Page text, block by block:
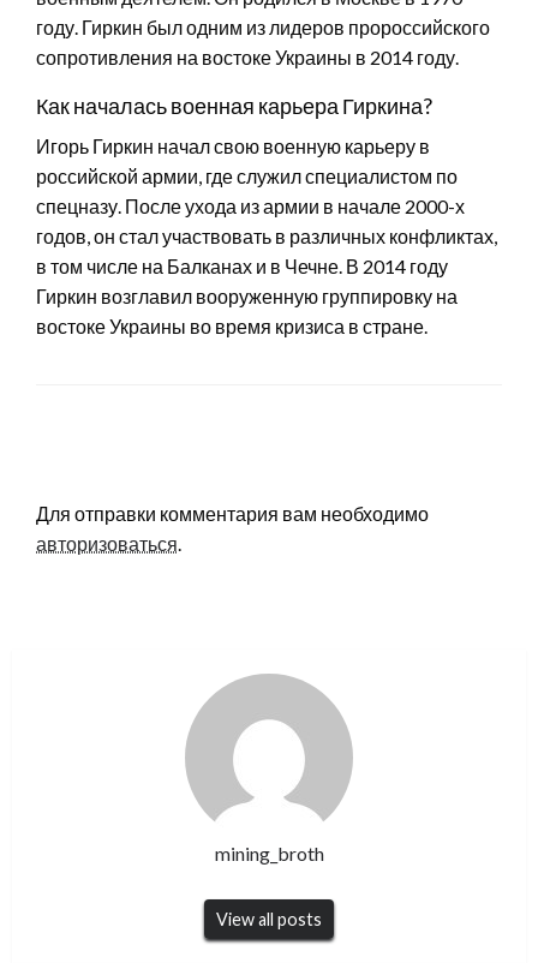
году. Гиркин был одним из лидеров пророссийского
сопротивления на востоке Украины в 2014 году.
Как началась военная карьера Гиркина?
Игорь Гиркин начал свою военную карьеру в
российской армии, где служил специалистом по
спецназу. После ухода из армии в начале 2000-х
годов, он стал участвовать в различных конфликтах,
в том числе на Балканах и в Чечне. В 2014 году
Гиркин возглавил вооруженную группировку на
востоке Украины во время кризиса в стране.
Для отправки комментария вам необходимо
авторизоваться.
mining_broth
View all posts